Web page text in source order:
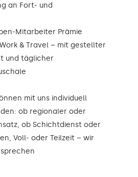
an Fort- und
Mitarbeiter Prämie
& Travel – mit gestellter
und täglicher
mit uns individuell
ob regionaler oder
ob Schichtdienst oder
Voll- oder Teilzeit – wir